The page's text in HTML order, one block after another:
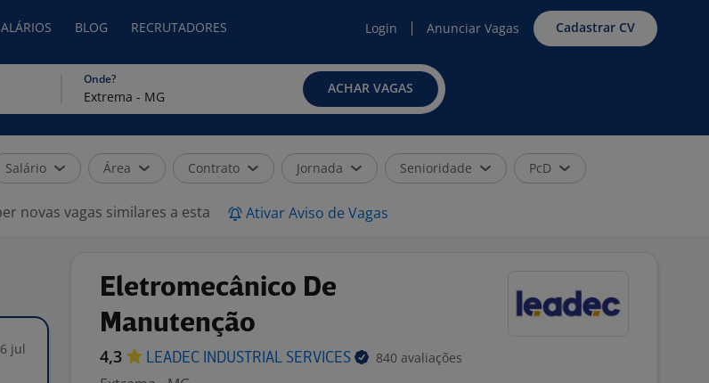
BLOG RECRUTADORES Login Anunciar Vagas Cadastrar CV
Onde?
ACHAR VAGAS
Salário Área Contrato Jornada Senioridade PcD
novas vagas similares a esta Ativar Aviso de Vagas
6 jul
Eletromecânico De
Manutenção
4,3 LEADEC INDUSTRIAL SERVICES 840 avaliações